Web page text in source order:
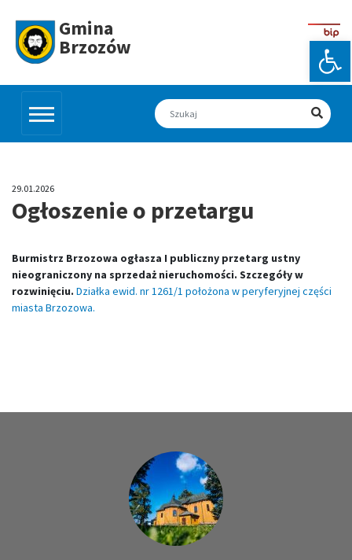
content
Gmina
Brzozów
29.01.2026
Ogłoszenie o przetargu
Burmistrz Brzozowa ogłasza I publiczny przetarg ustny
nieograniczony na sprzedaż nieruchomości. Szczegóły w
rozwinięciu. Działka ewid. nr 1261/1 położona w peryferyjnej części
miasta Brzozowa.